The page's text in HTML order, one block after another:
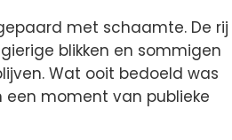
met schaamte. De rij
blikken en sommigen
Wat ooit bedoeld was
een moment van publieke